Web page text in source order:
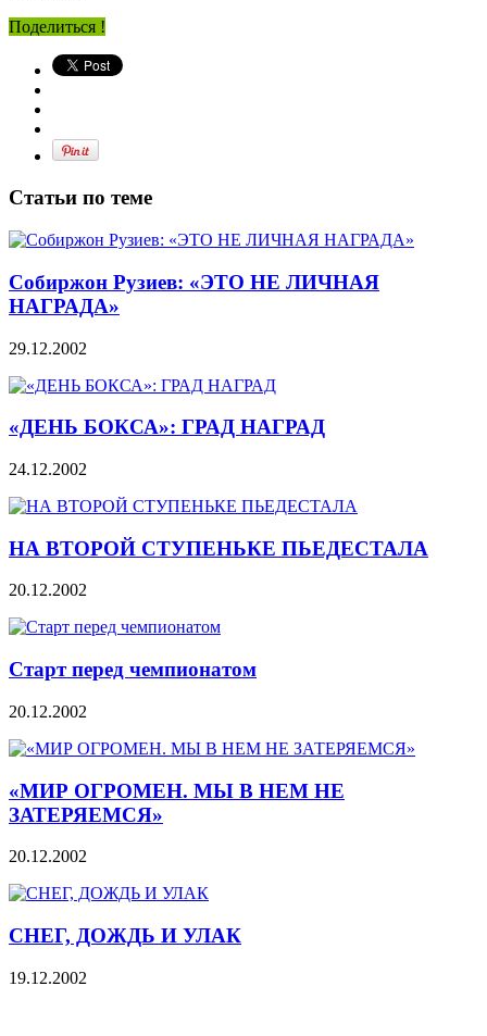
Поделиться !
Статьи по теме
Собиржон Рузиев: «ЭТО НЕ ЛИЧНАЯ
НАГРАДА»
29.12.2002
«ДЕНЬ БОКСА»: ГРАД НАГРАД
24.12.2002
НА ВТОРОЙ СТУПЕНЬКЕ ПЬЕДЕСТАЛА
20.12.2002
Старт перед чемпионатом
20.12.2002
«МИР ОГРОМЕН. МЫ В НЕМ НЕ
ЗАТЕРЯЕМСЯ»
20.12.2002
СНЕГ, ДОЖДЬ И УЛАК
19.12.2002